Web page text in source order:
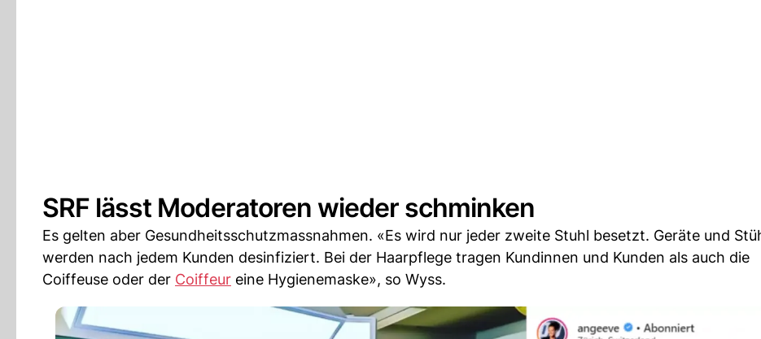
SRF lässt Moderatoren wieder schminken
Es gelten aber Gesundheitsschutzmassnahmen. «Es wird nur jeder zweite Stuhl besetzt. Geräte und
werden nach jedem Kunden desinfiziert. Bei der Haarpflege tragen Kundinnen und Kunden als auch die
Coiffeuse oder der Coiffeur eine Hygienemaske», so Wyss.